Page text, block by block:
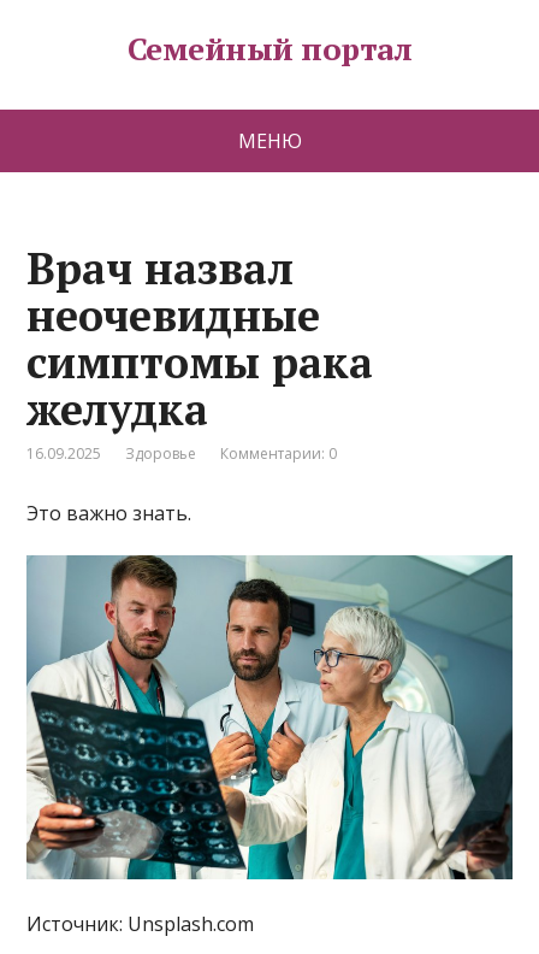
Семейный портал
МЕНЮ
Врач назвал
неочевидные
симптомы рака
желудка
16.09.2025 Здоровье Комментарии: 0
Это важно знать.
Источник: Unsplash.com